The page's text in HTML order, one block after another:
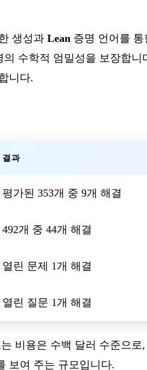
생성과 Lean 증명 언어를
수학적 엄밀성을 보장합
니다.
결과
평가된 353개 중 9개 해결
492개 중 44개 해결
열린 문제 1개 해결
열린 질문 1개 해결
비용은 수백 달러 수준으
보여 주는 규모입니다.